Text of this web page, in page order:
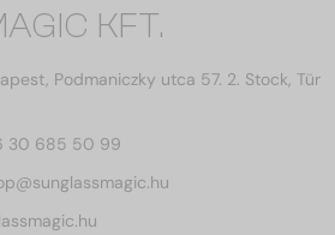
KFT.
Podmaniczky utca 57. 2. Stock, Tür
30 685 50 99